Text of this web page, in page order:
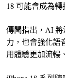
18 可能會成為轉
傳聞指出，AI
力，也會強化語
用體驗更加流暢